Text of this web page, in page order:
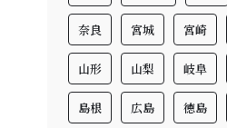
奈良 宮城 宮崎
山形 山梨 岐阜
島根 広島 徳島